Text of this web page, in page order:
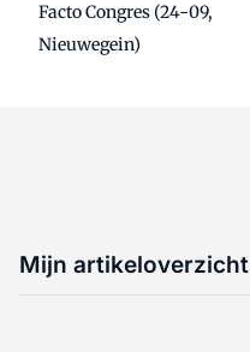
Facto Congres (24-09,
Nieuwegein)
Mijn artikeloverzicht